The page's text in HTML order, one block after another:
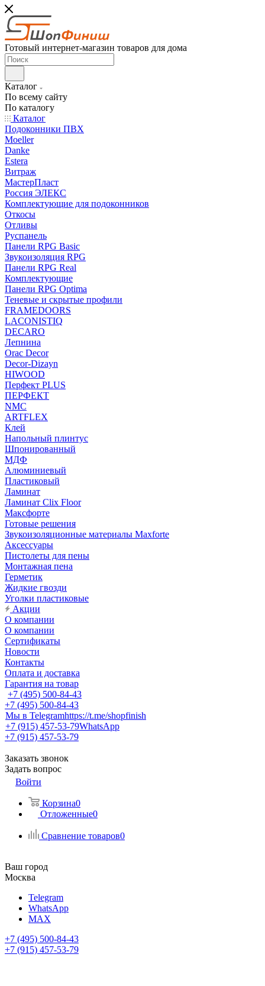
Готовый интернет-магазин товаров для дома
Каталог
По всему сайту
По каталогу
Каталог
Подоконники ПВХ
Moeller
Danke
Estera
Витраж
МастерПласт
Россия ЭЛЕКС
Комплектующие для подоконников
Откосы
Отливы
Руспанель
Панели RPG Basic
Звукоизоляция RPG
Панели RPG Real
Комплектующие
Панели RPG Optima
Теневые и скрытые профили
FRAMEDOORS
LACONISTIQ
DECARO
Лепнина
Orac Decor
Decor-Dizayn
HIWOOD
Перфект PLUS
ПЕРФЕКТ
NMC
ARTFLEX
Клей
Напольный плинтус
Шпонированный
МДФ
Алюминиевый
Пластиковый
Ламинат
Ламинат Clix Floor
Максфорте
Готовые решения
Звукоизоляционные материалы Maxforte
Аксессуары
Пистолеты для пены
Монтажная пена
Герметик
Жидкие гвозди
Уголки пластиковые
Акции
О компании
О компании
Сертификаты
Новости
Контакты
Оплата и доставка
Гарантия на товар
+7 (495) 500-84-43
+7 (495) 500-84-43
Мы в Telegramhttps://t.me/shopfinish
+7 (915) 457-53-79WhatsApp
+7 (915) 457-53-79
Заказать звонок
Задать вопрос
Войти
Корзина0
Отложенные0
Сравнение товаров0
Ваш город
Москва
Telegram
WhatsApp
MAX
+7 (495) 500-84-43
+7 (915) 457-53-79